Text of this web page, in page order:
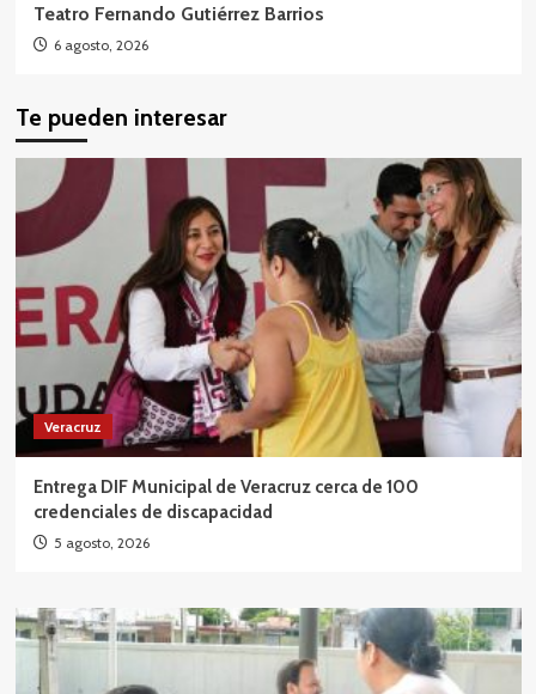
Teatro Fernando Gutiérrez Barrios
6 agosto, 2026
Te pueden interesar
Veracruz
Entrega DIF Municipal de Veracruz cerca de 100
credenciales de discapacidad
5 agosto, 2026